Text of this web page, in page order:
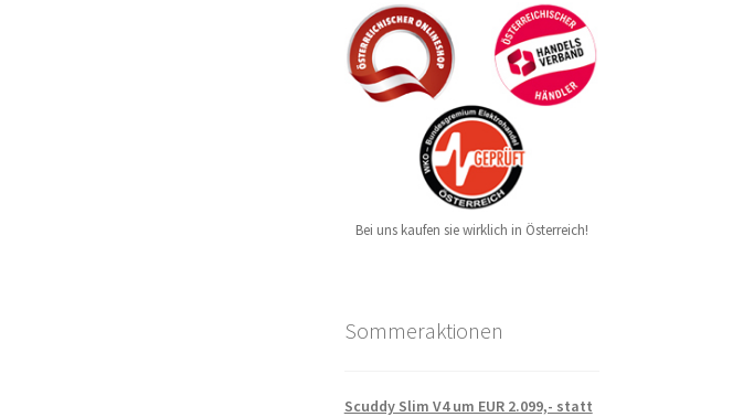
Bei uns kaufen sie wirklich in Österreich!
Sommeraktionen
Scuddy Slim V4 um EUR 2.099,- statt